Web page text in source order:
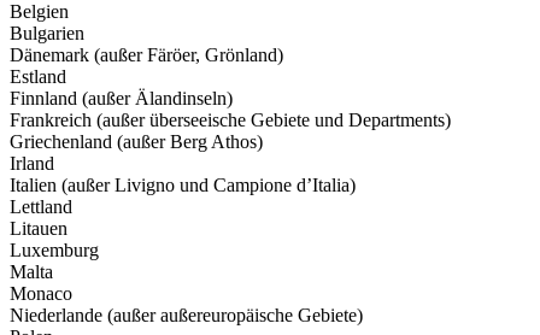
Belgien
Bulgarien
Dänemark (außer Färöer, Grönland)
Estland
Finnland (außer Älandinseln)
Frankreich (außer überseeische Gebiete und Departments)
Griechenland (außer Berg Athos)
Irland
Italien (außer Livigno und Campione d’Italia)
Lettland
Litauen
Luxemburg
Malta
Monaco
Niederlande (außer außereuropäische Gebiete)